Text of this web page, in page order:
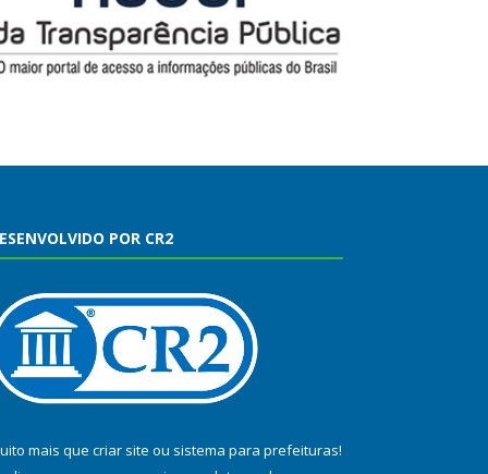
POR CR2
mais que criar site ou sistema para prefeituras!